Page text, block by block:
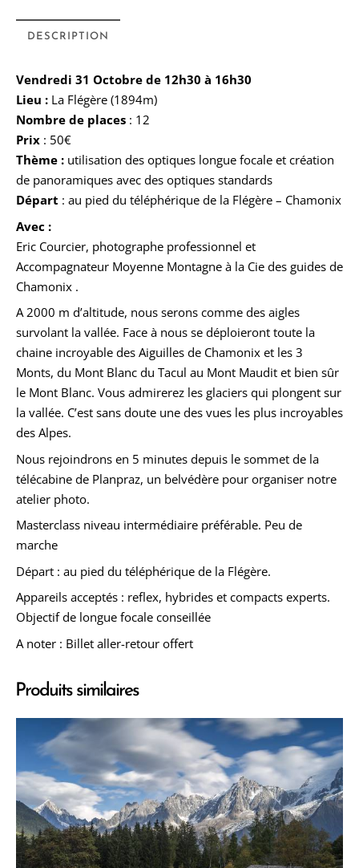
DESCRIPTION
Vendredi 31 Octobre de 12h30 à 16h30
Lieu : La Flégère (1894m)
Nombre de places : 12
Prix : 50€
Thème : utilisation des optiques longue focale et création
de panoramiques avec des optiques standards
Départ : au pied du téléphérique de la Flégère – Chamonix
Avec :
Eric Courcier, photographe professionnel et
Accompagnateur Moyenne Montagne à la Cie des guides de
Chamonix .
A 2000 m d’altitude, nous serons comme des aigles
survolant la vallée. Face à nous se déploieront toute la
chaine incroyable des Aiguilles de Chamonix et les 3
Monts, du Mont Blanc du Tacul au Mont Maudit et bien sûr
le Mont Blanc. Vous admirerez les glaciers qui plongent sur
la vallée. C’est sans doute une des vues les plus incroyables
des Alpes.
Nous rejoindrons en 5 minutes depuis le sommet de la
télécabine de Planpraz, un belvédère pour organiser notre
atelier photo.
Masterclass niveau intermédiaire préférable. Peu de
marche
Départ : au pied du téléphérique de la Flégère.
Appareils acceptés : reflex, hybrides et compacts experts.
Objectif de longue focale conseillée
A noter : Billet aller-retour offert
Produits similaires